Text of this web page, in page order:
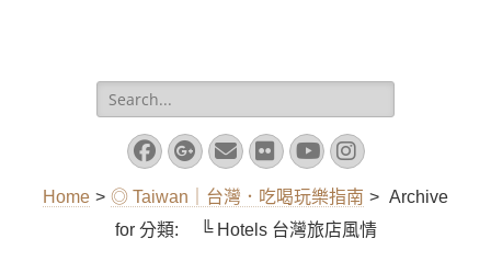
Search
for:
Facebook
Googleplus
EmailFlickrYouTube
Instagram
Home > ◎ Taiwan｜台灣．吃喝玩樂指南 > Archive
for 分類: ╚ Hotels 台灣旅店風情